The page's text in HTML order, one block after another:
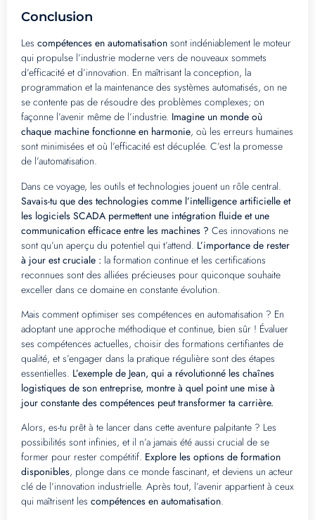
Conclusion
Les compétences en automatisation sont indéniablement le moteur
qui propulse l’industrie moderne vers de nouveaux sommets
d’efficacité et d’innovation. En maîtrisant la conception, la
programmation et la maintenance des systèmes automatisés, on ne
se contente pas de résoudre des problèmes complexes; on
façonne l’avenir même de l’industrie. Imagine un monde où
chaque machine fonctionne en harmonie, où les erreurs humaines
sont minimisées et où l’efficacité est décuplée. C’est la promesse
de l’automatisation.
Dans ce voyage, les outils et technologies jouent un rôle central.
Savais-tu que des technologies comme l’intelligence artificielle et
les logiciels SCADA permettent une intégration fluide et une
communication efficace entre les machines ? Ces innovations ne
sont qu’un aperçu du potentiel qui t’attend. L’importance de rester
à jour est cruciale : la formation continue et les certifications
reconnues sont des alliées précieuses pour quiconque souhaite
exceller dans ce domaine en constante évolution.
Mais comment optimiser ses compétences en automatisation ? En
adoptant une approche méthodique et continue, bien sûr ! Évaluer
ses compétences actuelles, choisir des formations certifiantes de
qualité, et s’engager dans la pratique régulière sont des étapes
essentielles. L’exemple de Jean, qui a révolutionné les chaînes
logistiques de son entreprise, montre à quel point une mise à
jour constante des compétences peut transformer ta carrière.
Alors, es-tu prêt à te lancer dans cette aventure palpitante ? Les
possibilités sont infinies, et il n’a jamais été aussi crucial de se
former pour rester compétitif. Explore les options de formation
disponibles, plonge dans ce monde fascinant, et deviens un acteur
clé de l’innovation industrielle. Après tout, l’avenir appartient à ceux
qui maîtrisent les compétences en automatisation.